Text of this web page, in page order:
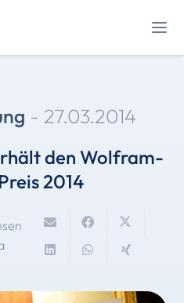
- 27.03.2014
den Wolfram-
2014